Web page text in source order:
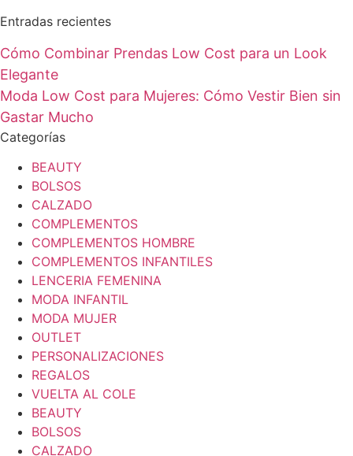
Entradas recientes
Cómo Combinar Prendas Low Cost para un Look
Elegante
Moda Low Cost para Mujeres: Cómo Vestir Bien sin
Gastar Mucho
Categorías
BEAUTY
BOLSOS
CALZADO
COMPLEMENTOS
COMPLEMENTOS HOMBRE
COMPLEMENTOS INFANTILES
LENCERIA FEMENINA
MODA INFANTIL
MODA MUJER
OUTLET
PERSONALIZACIONES
REGALOS
VUELTA AL COLE
BEAUTY
BOLSOS
CALZADO